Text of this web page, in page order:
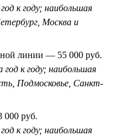
к году; наибольшая
Москва и
линии — 55 000 руб.
к году; наибольшая
Подмосковье, Санкт-
руб.
к году; наибольшая